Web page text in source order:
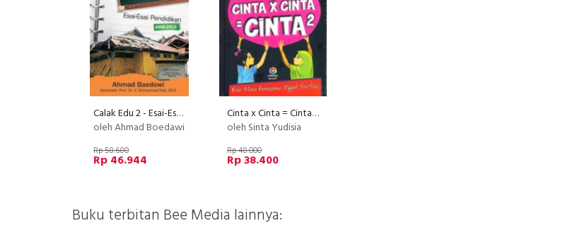
Calak Edu 2 - Esai-Esai Pendidikan 2008-2012
oleh Ahmad Boedawi
Rp 58.680
Rp 46.944
Cinta x Cinta = Cinta Kuadrat
oleh Sinta Yudisia
Rp 48.000
Rp 38.400
Buku terbitan Bee Media lainnya: